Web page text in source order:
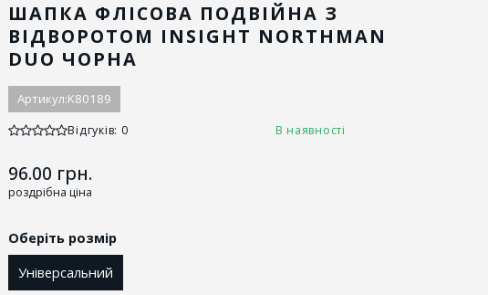
ШАПКА ФЛІСОВА ПОДВІЙНА З
ВІДВОРОТОМ INSIGHT NORTHMAN
DUO ЧОРНА
Артикул:K80189
Відгуків: 0 В наявності
96.00 грн.
роздрібна ціна
Оберіть розмір
Універсальний